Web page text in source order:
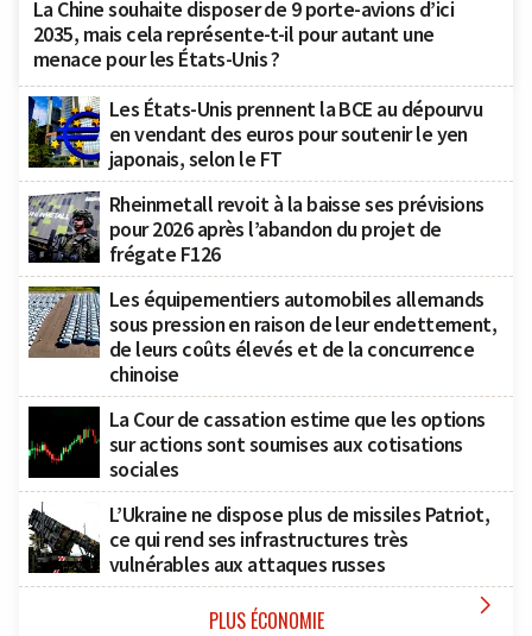
La Chine souhaite disposer de 9 porte-avions d’ici
2035, mais cela représente-t-il pour autant une
menace pour les États-Unis ?
Les États-Unis prennent la BCE au dépourvu
en vendant des euros pour soutenir le yen
japonais, selon le FT
Rheinmetall revoit à la baisse ses prévisions
pour 2026 après l’abandon du projet de
frégate F126
Les équipementiers automobiles allemands
sous pression en raison de leur endettement,
de leurs coûts élevés et de la concurrence
chinoise
La Cour de cassation estime que les options
sur actions sont soumises aux cotisations
sociales
L’Ukraine ne dispose plus de missiles Patriot,
ce qui rend ses infrastructures très
vulnérables aux attaques russes
PLUS ÉCONOMIE 